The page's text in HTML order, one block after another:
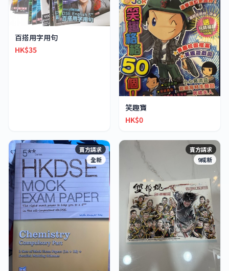
百搭用字用句
HK$35
笑趣寶
HK$0
賣方請求
全新
賣方請求
9成新